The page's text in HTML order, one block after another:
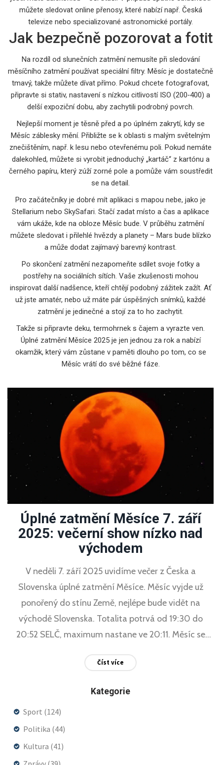
můžete sledovat online přenosy, které nabízí např. Česká
televize nebo specializované astronomické portály.
Jak bezpečně pozorovat a fotit
Na rozdíl od slunečních zatmění nemusíte při sledování
měsíčního zatmění používat speciální filtry. Měsíc je dostatečně
tmavý, takže můžete dívat přímo. Pokud chcete fotografovat,
připravte si stativ, nastavení s nízkou citlivostí ISO (200‑400) a
delší expoziční dobu, aby zachytili podrobný povrch.
Nejlepší moment je těsně před a po úplném zakrytí, kdy se
Měsíc záblesky mění. Přibližte se k oblasti s malým světelným
znečištěním, např. k lesu nebo otevřenému poli. Pokud nemáte
dalekohled, můžete si vyrobit jednoduchý „kartáč“ z kartónu a
černého papíru, který zúží zorné pole a pomůže vám soustředit
se na detail.
Pro začátečníky je dobré mít aplikaci s mapou nebe, jako je
Stellarium nebo SkySafari. Stačí zadat místo a čas a aplikace
vám ukáže, kde na obloze Měsíc bude. V průběhu zatmění
můžete sledovat i přilehlé hvězdy a planety – Mars bude blízko
a může dodat zajímavý barevný kontrast.
Po skončení zatmění nezapomeňte sdílet svoje fotky a
postřehy na sociálních sítích. Vaše zkušenosti mohou
inspirovat další nadšence, kteří chtějí podobný zážitek zažít. Ať
už jste amatér, nebo už máte pár úspěšných snímků, každé
zatmění je jedinečné a stojí za to ho zachytit.
Takže si připravte deku, termohrnek s čajem a vyrazte ven.
Úplné zatmění Měsíce 2025 je jen jednou za rok a nabízí
okamžik, který vám zůstane v paměti dlouho po tom, co se
Měsíc vrátí do své běžné fáze.
Úplné zatmění Měsíce 7. září
2025: večerní show nízko nad
východem
V neděli 7. září 2025 uvidíme večer z Česka a
Slovenska úplné zatmění Měsíce. Měsíc vyjde už
ponořený do stínu Země, nejlépe bude vidět na
východě Slovenska. Totalita potrvá od 19:30 do
20:52 SELČ, maximum nastane ve 20:11. Měsíc se
uvidíme pás Venuše, nízko nad obzorem i Mars a
Číst více
Kategorie
Sport (124)
Politika (44)
Kultura (41)